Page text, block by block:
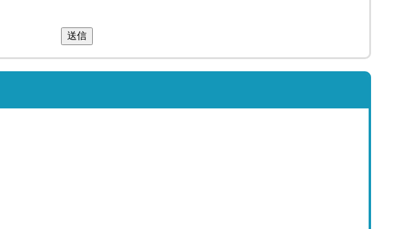
送信